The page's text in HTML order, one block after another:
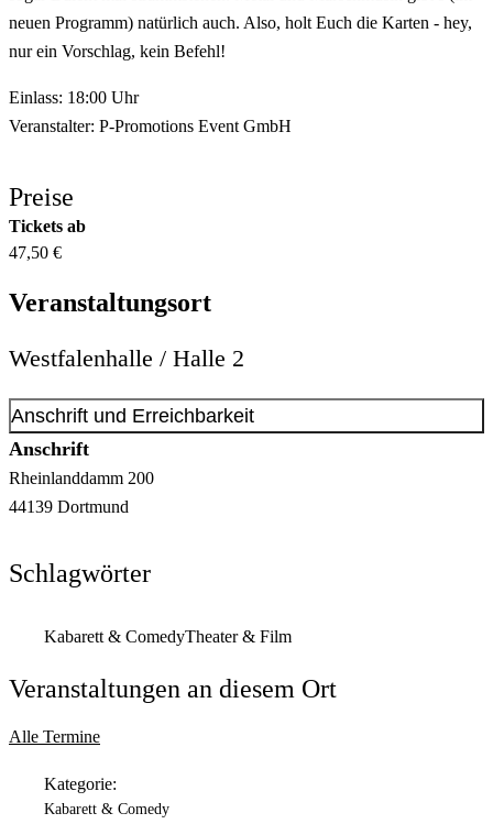
neuen Programm) natürlich auch. Also, holt Euch die Karten - hey,
nur ein Vorschlag, kein Befehl!
Einlass: 18:00 Uhr
Veranstalter: P-Promotions Event GmbH
Preise
Tickets ab
47,50 €
Veranstaltungsort
Westfalenhalle / Halle 2
Anschrift und Erreichbarkeit
Anschrift
Rheinlanddamm 200
44139 Dortmund
Schlagwörter
Kabarett & ComedyTheater & Film
Veranstaltungen an diesem Ort
Alle Termine
Kategorie:
Kabarett & Comedy